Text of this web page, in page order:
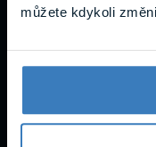
můžete kdykoli
Datasheety